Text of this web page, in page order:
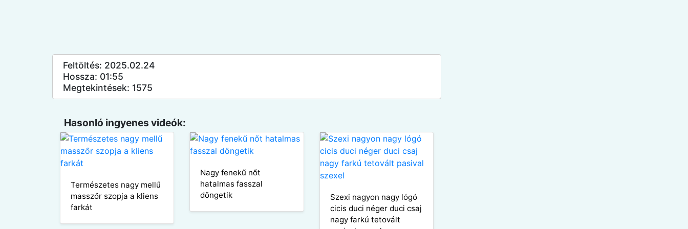
Feltöltés: 2025.02.24
Hossza: 01:55
Megtekintések: 1575
Hasonló ingyenes videók:
Természetes nagy mellű
masszőr szopja a kliens
farkát
Nagy fenekű nőt
hatalmas fasszal
döngetik
Szexi nagyon nagy lógó
cicis duci néger duci csaj
nagy farkú tetovált